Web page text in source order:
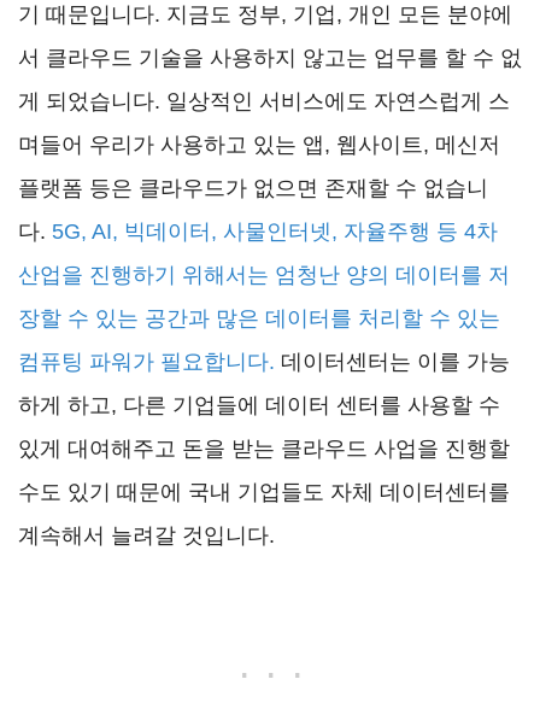
기 때문입니다. 지금도 정부, 기업, 개인 모든 분야에
서 클라우드 기술을 사용하지 않고는 업무를 할 수 없
게 되었습니다. 일상적인 서비스에도 자연스럽게 스
며들어 우리가 사용하고 있는 앱, 웹사이트, 메신저
플랫폼 등은 클라우드가 없으면 존재할 수 없습니
다. 5G, AI, 빅데이터, 사물인터넷, 자율주행 등 4차
산업을 진행하기 위해서는 엄청난 양의 데이터를 저
장할 수 있는 공간과 많은 데이터를 처리할 수 있는
컴퓨팅 파워가 필요합니다. 데이터센터는 이를 가능
하게 하고, 다른 기업들에 데이터 센터를 사용할 수
있게 대여해주고 돈을 받는 클라우드 사업을 진행할
수도 있기 때문에 국내 기업들도 자체 데이터센터를
계속해서 늘려갈 것입니다.
. . .